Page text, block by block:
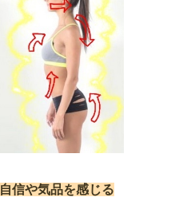
自信や気品を感じる